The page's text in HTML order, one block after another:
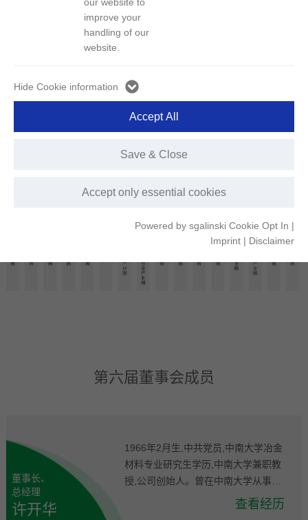
improve your
handling of our
website.
Hide Cookie information
Accept only essential cookies
Save & Close
Accept All
Powered by sgalinski Cookie Opt In |
Imprint | Disclaimer
第六届董事会成员
董事长、
总经理
许开华
1966年2月生,中共党员,中南大学冶金
材料专业研究生学历,中南大学兼职教
授,公司创始人。曾在中南大学从事教
学、研究,曾与东京大学山本研究室进
行短期合作研究(受聘高级研究员),现
查看经历